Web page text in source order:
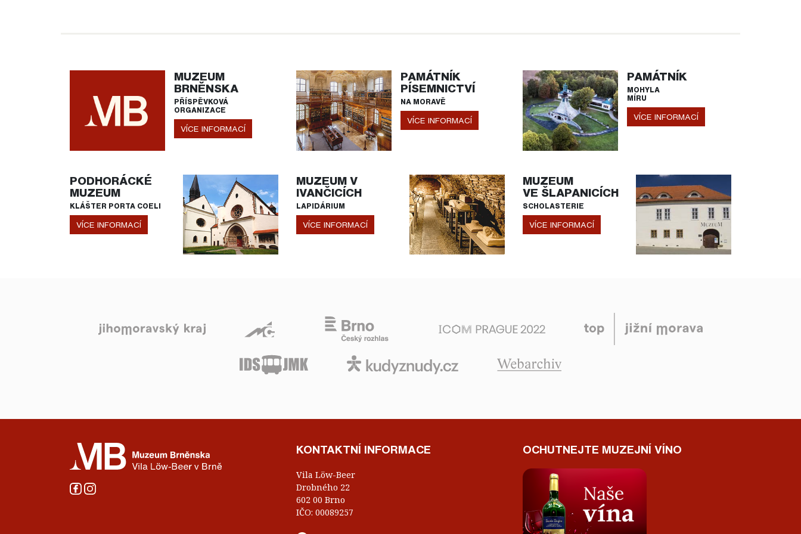
MUZEUM
BRNĚNSKA
PŘÍSPĚVKOVÁ
ORGANIZACE
VÍCE INFORMACÍ
PAMÁTNÍK
PÍSEMNICTVÍ
NA MORAVĚ
VÍCE INFORMACÍ
PAMÁTNÍK
MOHYLA
MÍRU
VÍCE INFORMACÍ
PODHORÁCKÉ
MUZEUM
KLÁŠTER PORTA COELI
VÍCE INFORMACÍ
MUZEUM V
IVANČICÍCH
LAPIDÁRIUM
VÍCE INFORMACÍ
MUZEUM
VE ŠLAPANICÍCH
SCHOLASTERIE
VÍCE INFORMACÍ
KONTAKTNÍ INFORMACE
Vila Löw-Beer
Drobného 22
602 00 Brno
IČO: 00089257
OCHUTNEJTE MUZEJNÍ VÍNO